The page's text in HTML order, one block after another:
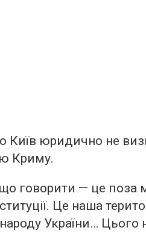
Київ юридично не
Криму.
говорити — це поза
Це наша
України… Цього